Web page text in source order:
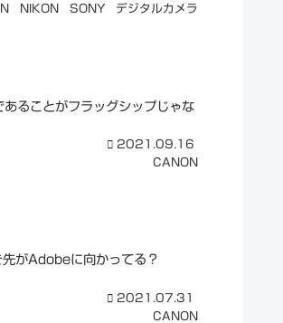
NIKON SONY デジタルカメラ
ることがフラッグシップじゃな
2021.09.16
CANON
がAdobeに向かってる？
2021.07.31
CANON